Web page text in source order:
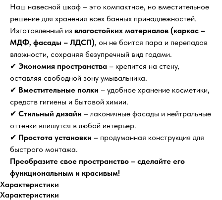
Наш навесной шкаф – это компактное, но вместительное
решение для хранения всех банных принадлежностей.
Изготовленный из влагостойких материалов (каркас –
МДФ, фасады – ЛДСП), он не боится пара и перепадов
влажности, сохраняя безупречный вид годами.
✔ Экономия пространства – крепится на стену,
оставляя свободной зону умывальника.
✔ Вместительные полки – удобное хранение косметики,
средств гигиены и бытовой химии.
✔ Стильный дизайн – лаконичные фасады и нейтральные
оттенки впишутся в любой интерьер.
✔ Простота установки – продуманная конструкция для
быстрого монтажа.
Преобразите свое пространство – сделайте его
функциональным и красивым!
Характеристики
Характеристики